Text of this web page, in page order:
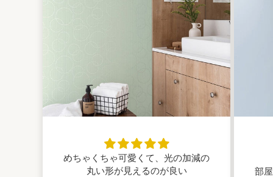
めちゃくちゃ可愛くて、光の加減の
丸い形が見えるのが良い
部